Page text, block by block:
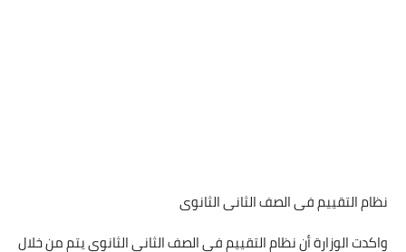
نظام التقييم فى الصف الثانى الثانوى
واكدت الوزارة أن نظام التقييم فى الصف الثانى الثانوى يتم من خلال